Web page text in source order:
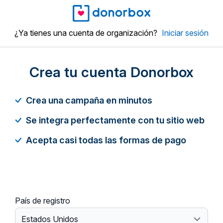
¿Ya tienes una cuenta de organización? Iniciar sesión
Crea tu cuenta Donorbox
Crea una campaña en minutos
Se integra perfectamente con tu sitio web
Acepta casi todas las formas de pago
País de registro